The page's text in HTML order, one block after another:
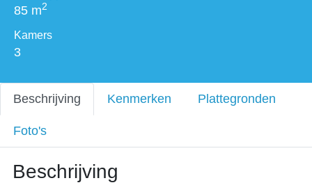
85 m2
Kamers
3
Beschrijving Kenmerken Plattegronden
Foto's
Beschrijving